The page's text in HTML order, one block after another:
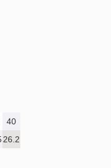
40
26.2